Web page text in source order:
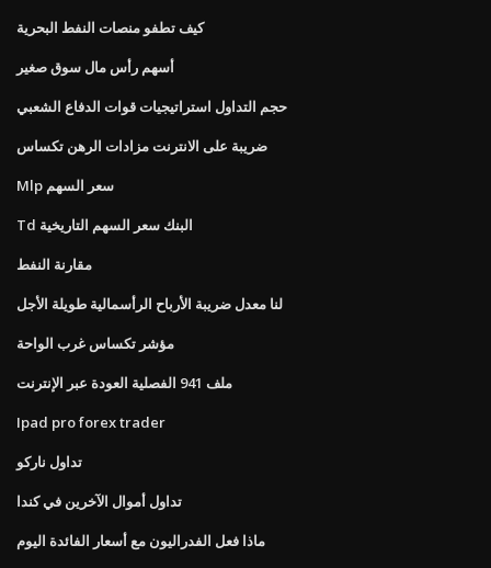
كيف تطفو منصات النفط البحرية
أسهم رأس مال سوق صغير
حجم التداول استراتيجيات قوات الدفاع الشعبي
ضريبة على الانترنت مزادات الرهن تكساس
Mlp سعر السهم
Td البنك سعر السهم التاريخية
مقارنة النفط
لنا معدل ضريبة الأرباح الرأسمالية طويلة الأجل
مؤشر تكساس غرب الواحة
ملف 941 الفصلية العودة عبر الإنترنت
Ipad pro forex trader
تداول ناركو
تداول أموال الآخرين في كندا
ماذا فعل الفدراليون مع أسعار الفائدة اليوم